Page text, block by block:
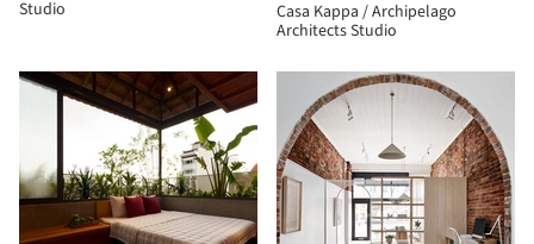
Studio
Casa Kappa / Archipelago
Architects Studio